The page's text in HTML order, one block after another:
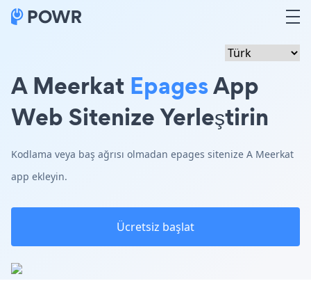
A Meerkat EpagesApp
Web Sitenize Yerleştirin
Kodlama veya baş ağrısı olmadan epages sitenize A Meerkat
app ekleyin.
Ücretsiz başlat